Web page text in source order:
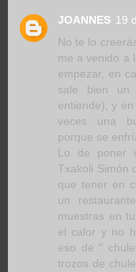
JOANNES 19
No te lo
me a venido a
empezar, en
sale bien
entiende), y
veces una
porque se
Lo de poner
Txakoli Simón
que tener en
un
muestras en
el calor y no
eso de "
trozos de